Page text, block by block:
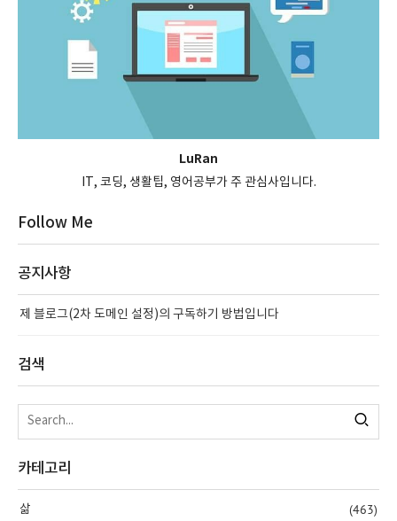
LuRan
IT, 코딩, 생활팁, 영어공부가 주 관심사입니다.
Follow Me
공지사항
제 블로그(2차 도메인 설정)의 구독하기 방법입니다
검색
카테고리
삶 (463)